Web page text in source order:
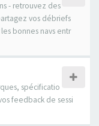
- retrouvez des
vos débriefs
bonnes navs entr
spécificatio
feedback de sessi